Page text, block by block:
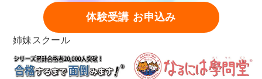
体験受講 お申込み
姉妹スクール